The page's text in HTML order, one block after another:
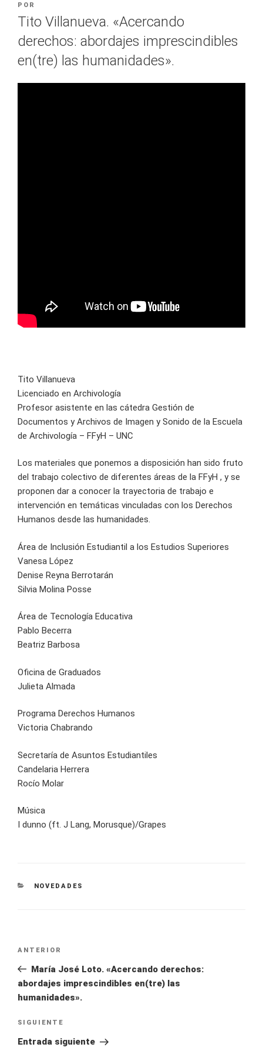
POR
Tito Villanueva. «Acercando
derechos: abordajes imprescindibles
en(tre) las humanidades».
Tito Villanueva
Licenciado en Archivología
Profesor asistente en las cátedra Gestión de
Documentos y Archivos de Imagen y Sonido de la Escuela
de Archivología – FFyH – UNC
Los materiales que ponemos a disposición han sido fruto
del trabajo colectivo de diferentes áreas de la FFyH , y se
proponen dar a conocer la trayectoria de trabajo e
intervención en temáticas vinculadas con los Derechos
Humanos desde las humanidades.
Área de Inclusión Estudiantil a los Estudios Superiores
Vanesa López
Denise Reyna Berrotarán
Silvia Molina Posse
Área de Tecnología Educativa
Pablo Becerra
Beatriz Barbosa
Oficina de Graduados
Julieta Almada
Programa Derechos Humanos
Victoria Chabrando
Secretaría de Asuntos Estudiantiles
Candelaria Herrera
Rocío Molar
Música
I dunno (ft. J Lang, Morusque)/Grapes
NOVEDADES
ANTERIOR
María José Loto. «Acercando derechos:
abordajes imprescindibles en(tre) las
humanidades».
SIGUIENTE
Entrada siguiente